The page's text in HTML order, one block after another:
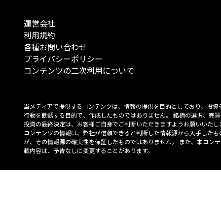
運営会社
利用規約
各種お問い合わせ
プライバシーポリシー
コンテンツの二次利用について
当メディアで提供するコンテンツは、情報の提供を目的としており、投資
行動を勧誘する目的で、作成したものではありません。 銘柄の選択、売
投資の最終決定は、お客様ご自身でご判断いただきますようお願いいたし
コンテンツの情報は、弊社が信頼できると判断した情報源から入手したも
が、その情報源の確実性を保証したものではありません。 また、本コン
載内容は、予告なしに変更することがあります。